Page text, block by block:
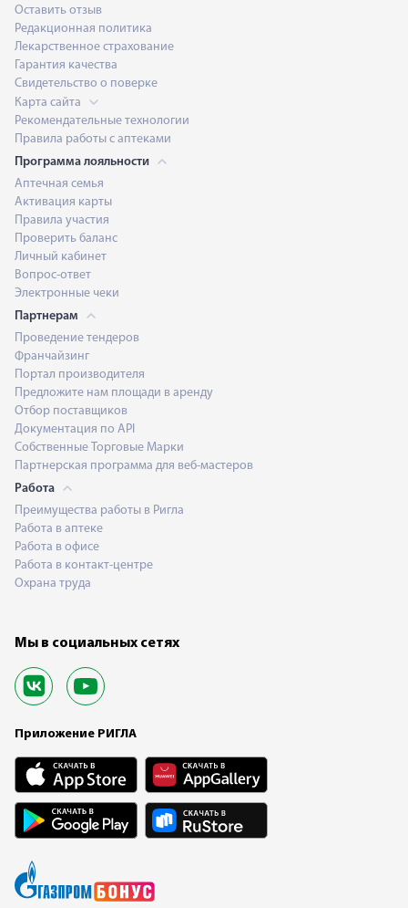
Оставить отзыв
Редакционная политика
Лекарственное страхование
Гарантия качества
Свидетельство о поверке
Карта сайта
Рекомендательные технологии
Правила работы с аптеками
Программа лояльности
Аптечная семья
Активация карты
Правила участия
Проверить баланс
Личный кабинет
Вопрос-ответ
Электронные чеки
Партнерам
Проведение тендеров
Франчайзинг
Портал производителя
Предложите нам площади в аренду
Отбор поставщиков
Документация по API
Собственные Торговые Марки
Партнерская программа для веб-мастеров
Работа
Преимущества работы в Ригла
Работа в аптеке
Работа в офисе
Работа в контакт-центре
Охрана труда
Мы в социальных сетях
Приложение РИГЛА